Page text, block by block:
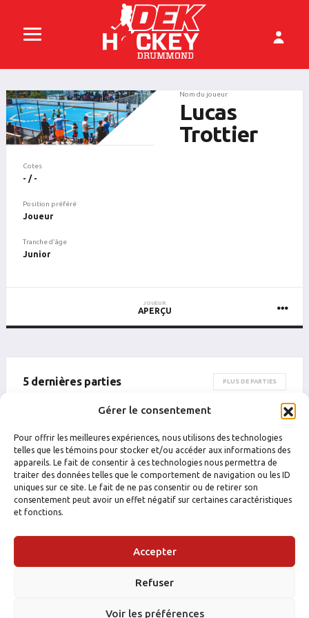
Gérer le consentement
Pour offrir les meilleures expériences, nous utilisons des technologies
telles que les témoins pour stocker et/ou accéder aux informations des
appareils. Le fait de consentir à ces technologies nous permettra de
traiter des données telles que le comportement de navigation ou les ID
uniques sur ce site. Le fait de ne pas consentir ou de retirer son
consentement peut avoir un effet négatif sur certaines caractéristiques
et fonctions.
Accepter
Refuser
Voir les préférences
Nom du joueur
Lucas
Trottier
Cotes
- / -
Position préféré
Joueur
Tranche d'âge
Junior
JOUEUR
APERÇU
5 dernières parties PLUS DE PARTIES
ÉQUIPE ADVERSAIRE RÉSULTAT PUN
INSTAGRAM